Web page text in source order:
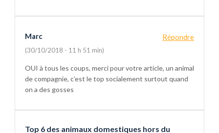
Marc Répondre
(30/10/2018 - 11 h 51 min)
OUI à tous les coups, merci pour votre article, un animal
de compagnie, c’est le top socialement surtout quand
on a des gosses
Top 6 des animaux domestiques hors du